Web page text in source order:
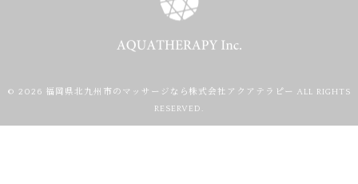
© 2026 福岡県北九州市のマッサージなら株式会社アクアテラピー ALL RIGHTS
RESERVED.